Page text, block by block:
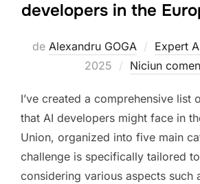
developers in the
de Alexandru GOGA Expert
2025
Niciun
I’ve created a comprehensive list
that AI developers might face in
Union, organized into five main
challenge is specifically tailored
considering various aspects such